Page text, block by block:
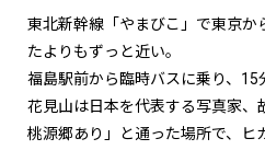
東北新幹線「やまびこ」で東京か
たよりもずっと近い。
福島駅前から臨時バスに乗り、 15
花見山は日本を代表する写真家、
桃源郷あり」と通った場所で、ヒ